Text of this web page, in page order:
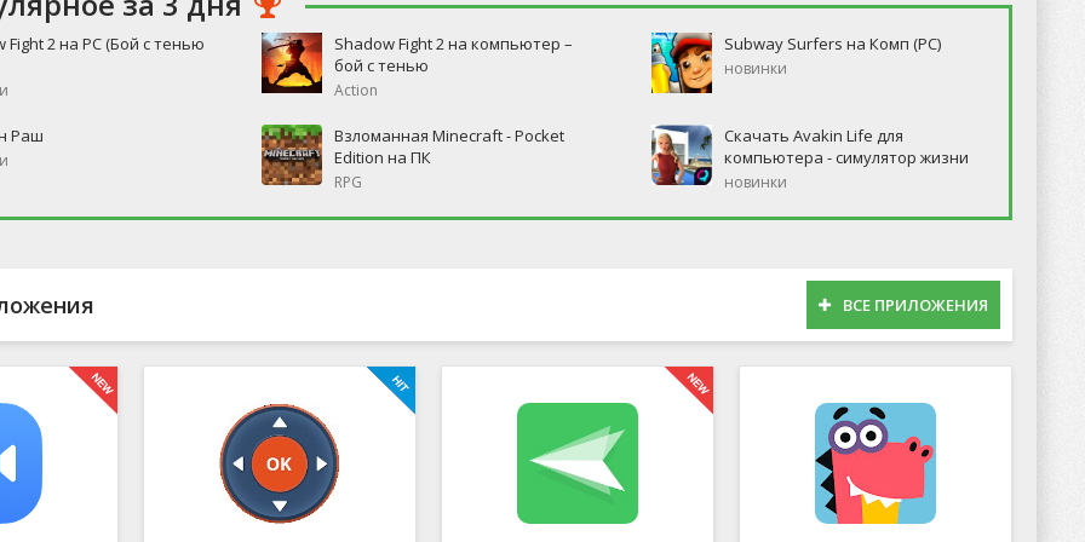
Fight 2 на PC (Бой с тенью
Shadow Fight 2 на компьютер –
бой с тенью
Action
Subway Surfers на Комп (PC)
новинки
Раш
Взломанная Minecraft - Pocket
Edition на ПК
RPG
Скачать Avakin Life для
компьютера - симулятор жизни
новинки
ВСЕ ПРИЛОЖЕНИЯ